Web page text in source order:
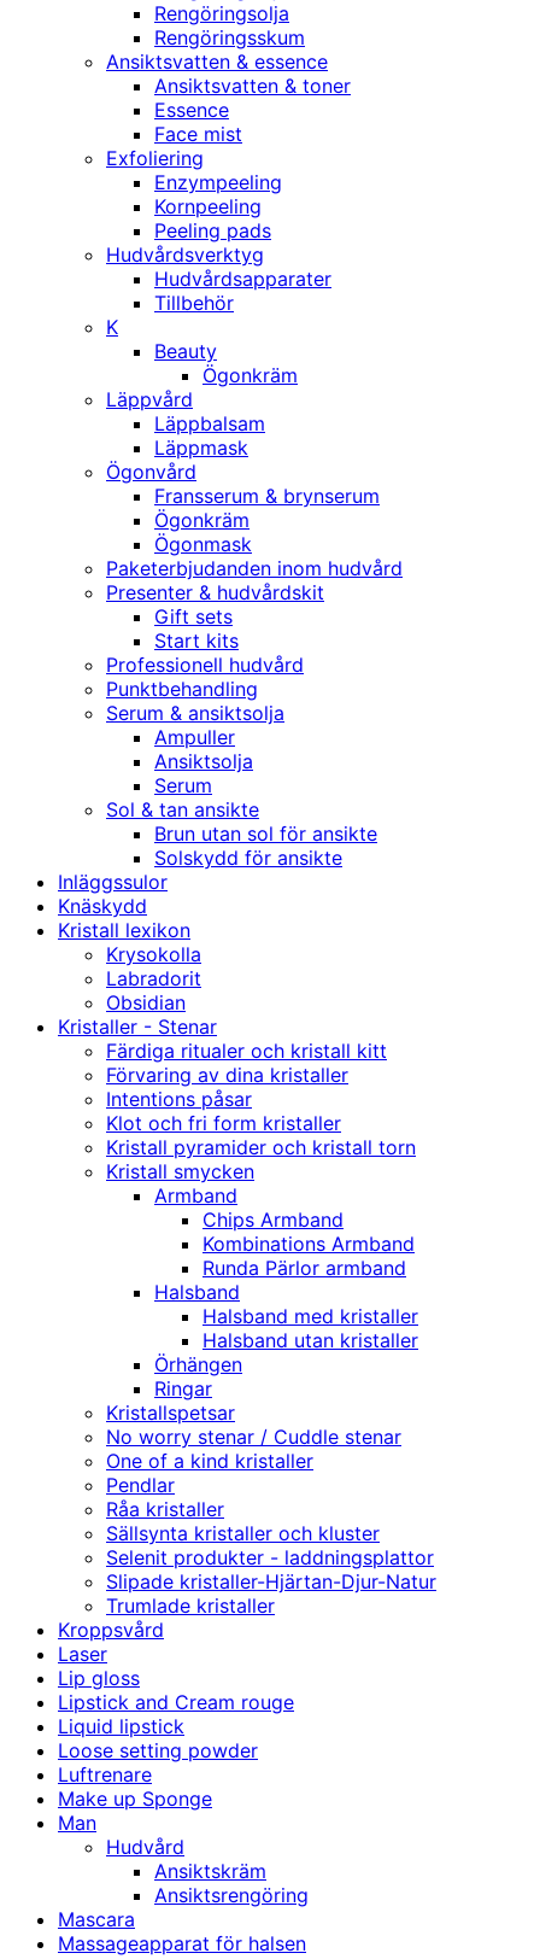
Rengöringsolja
Rengöringsskum
Ansiktsvatten & essence
Ansiktsvatten & toner
Essence
Face mist
Exfoliering
Enzympeeling
Kornpeeling
Peeling pads
Hudvårdsverktyg
Hudvårdsapparater
Tillbehör
K
Beauty
Ögonkräm
Läppvård
Läppbalsam
Läppmask
Ögonvård
Fransserum & brynserum
Ögonkräm
Ögonmask
Paketerbjudanden inom hudvård
Presenter & hudvårdskit
Gift sets
Start kits
Professionell hudvård
Punktbehandling
Serum & ansiktsolja
Ampuller
Ansiktsolja
Serum
Sol & tan ansikte
Brun utan sol för ansikte
Solskydd för ansikte
Inläggssulor
Knäskydd
Kristall lexikon
Krysokolla
Labradorit
Obsidian
Kristaller - Stenar
Färdiga ritualer och kristall kitt
Förvaring av dina kristaller
Intentions påsar
Klot och fri form kristaller
Kristall pyramider och kristall torn
Kristall smycken
Armband
Chips Armband
Kombinations Armband
Runda Pärlor armband
Halsband
Halsband med kristaller
Halsband utan kristaller
Örhängen
Ringar
Kristallspetsar
No worry stenar / Cuddle stenar
One of a kind kristaller
Pendlar
Råa kristaller
Sällsynta kristaller och kluster
Selenit produkter - laddningsplattor
Slipade kristaller-Hjärtan-Djur-Natur
Trumlade kristaller
Kroppsvård
Laser
Lip gloss
Lipstick and Cream rouge
Liquid lipstick
Loose setting powder
Luftrenare
Make up Sponge
Man
Hudvård
Ansiktskräm
Ansiktsrengöring
Mascara
Massageapparat för halsen